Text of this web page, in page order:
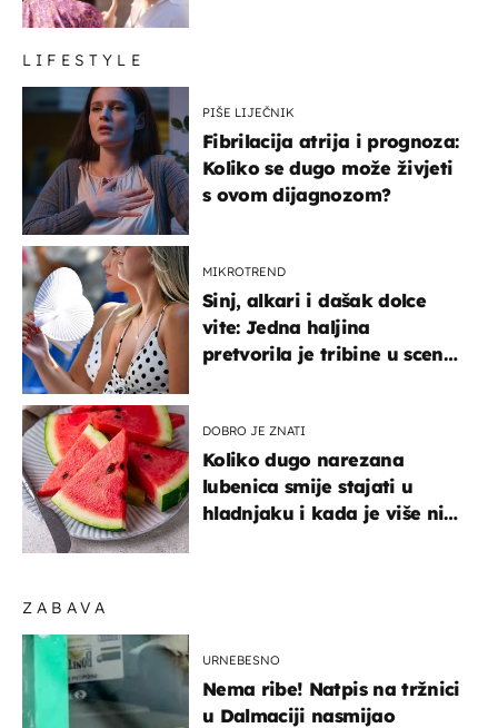
ZABAVA
URNEBESNO
Nema ribe! Natpis na tržnici
u Dalmaciji nasmijao
LIFESTYLE
PIŠE LIJEČNIK
Fibrilacija atrija i prognoza:
Koliko se dugo može živjeti
s ovom dijagnozom?
MIKROTREND
Sinj, alkari i dašak dolce
vite: Jedna haljina
pretvorila je tribine u scenu
DOBRO JE ZNATI
Koliko dugo narezana
lubenica smije stajati u
hladnjaku i kada je više nije